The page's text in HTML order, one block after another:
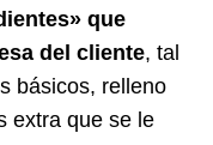
que
del cliente, tal
básicos, relleno
extra que se le